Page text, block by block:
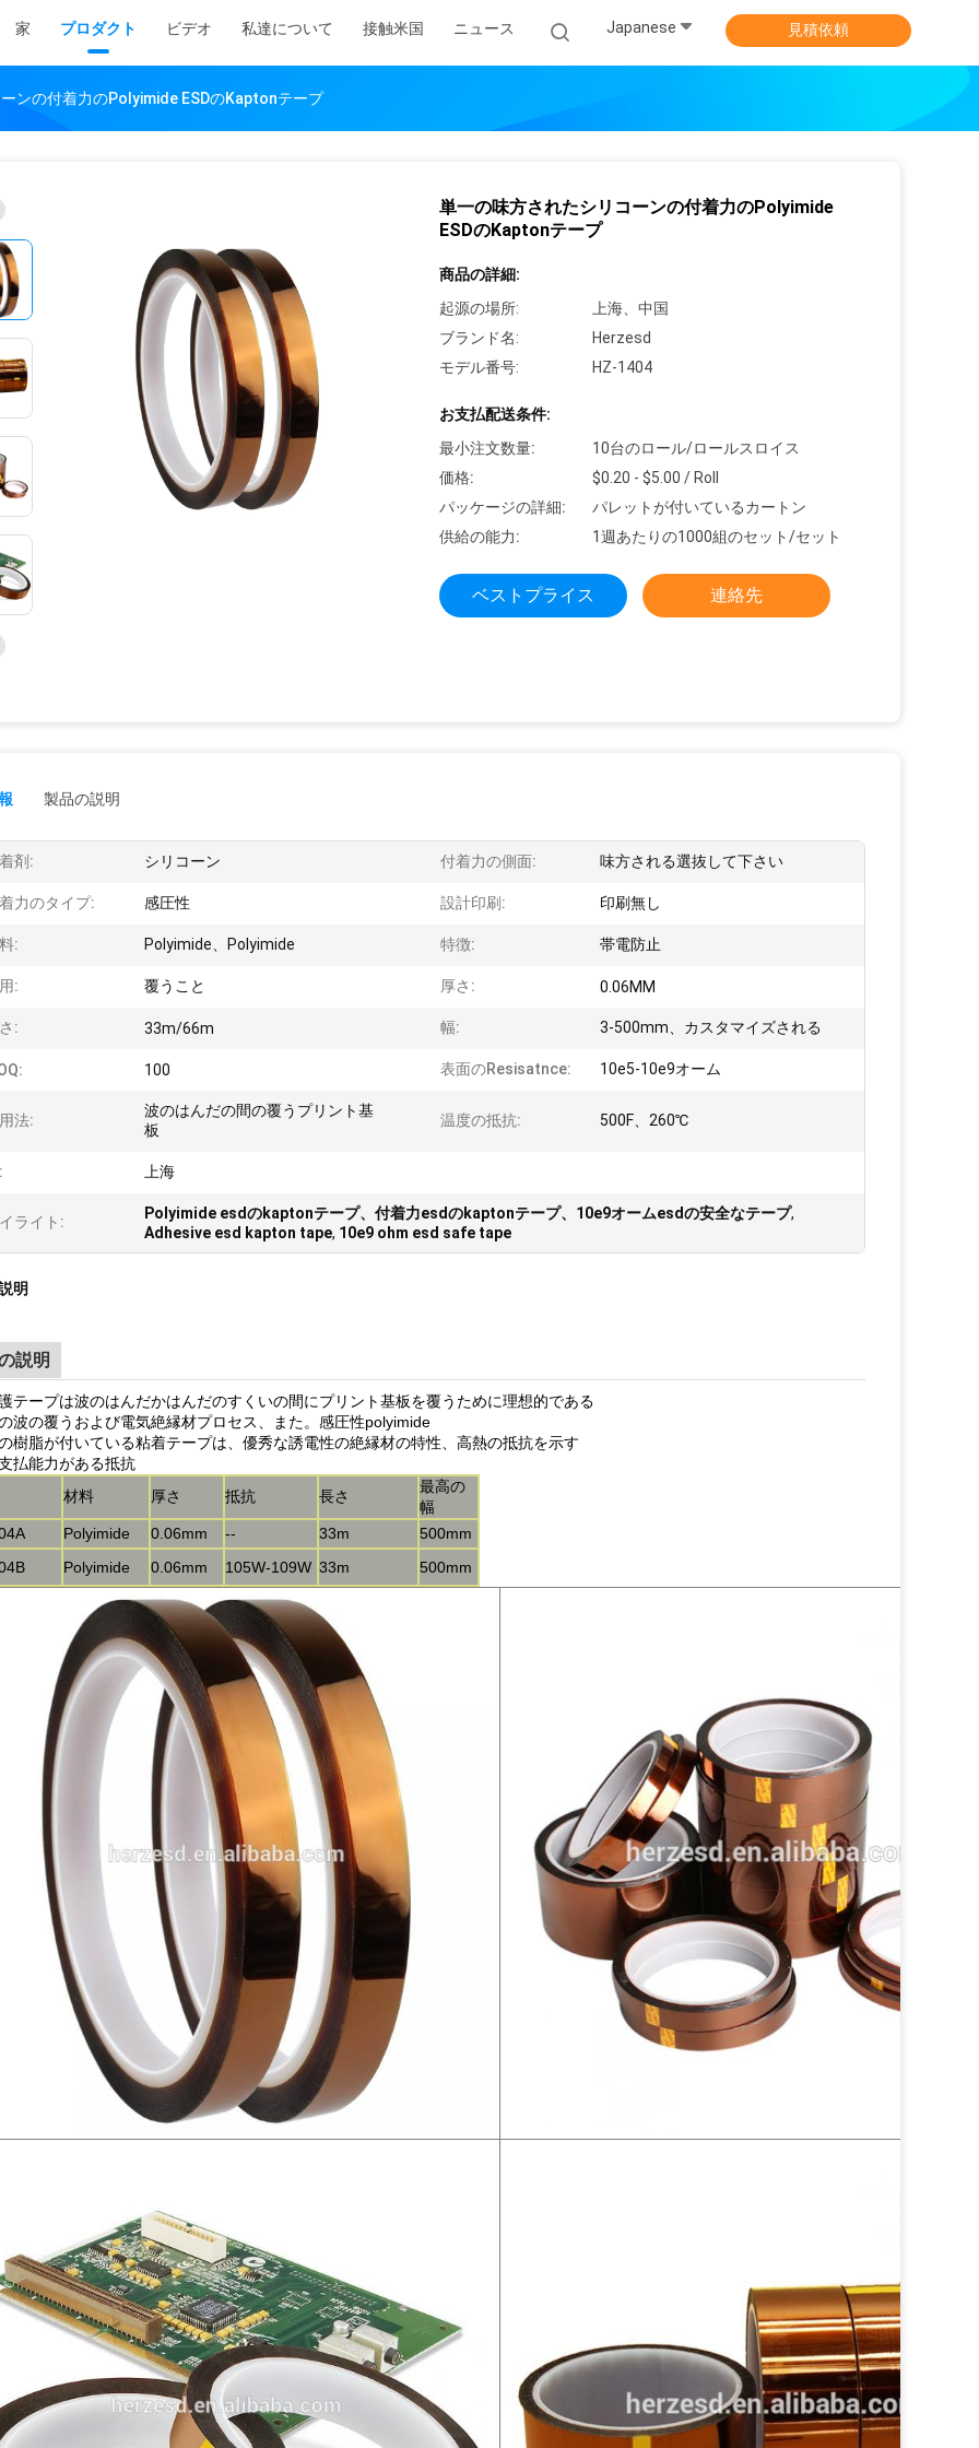
家 プロダクト ビデオ 私達について 接触米国 ニュース Japanese 見積依頼
ンの付着力のPolyimide ESDのKaptonテープ
単一の味方されたシリコーンの付着力のPolyimide
ESDのKaptonテープ
商品の詳細:
起源の場所:
上海、中国
ブランド名:
Herzesd
モデル番号:
HZ-1404
お支払配送条件:
最小注文数量:
10台のロール/ロールスロイス
価格:
$0.20 - $5.00 / Roll
パッケージの詳細:
パレットが付いているカートン
供給の能力:
1週あたりの1000組のセット/セット
ベストプライス 連絡先
製品の説明
剤: シリコーン 付着力の側面: 味方される選抜して下さい
力のタイプ: 感圧性 設計印刷: 印刷無し
: Polyimide、Polyimide 特徴: 帯電防止
: 覆うこと 厚さ: 0.06MM
: 33m/66m 幅: 3-500mm、カスタマイズされる
100 表面のresisatnce: 10e5-10e9オーム
法:
波のはんだの間の覆うプリント基
板
温度の抵抗: 500F、260℃
上海
ライト: Polyimide esdのkaptonテープ、付着力esdのkaptonテープ、10e9オームesdの安全なテープ,
Adhesive esd kapton tape, 10e9 ohm esd safe tape
明
説明
テープは波のはんだかはんだのすくいの間にプリント基板を覆うために理想的である
波の覆うおよび電気絶縁材プロセス、また。感圧性polyimide
樹脂が付いている粘着テープは、優秀な誘電性の絶縁材の特性、高熱の抵抗を示す
払能力がある抵抗
材料 厚さ 抵抗 長さ
最高の
幅
Polyimide 0.06mm -- 33m
500mm
Polyimide 0.06mm 105W-109W 33m 500mm